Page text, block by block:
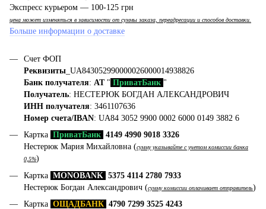
Экспресс курьером — 100-125 грн
цена может изменяться в зависимости от суммы заказа, переадресации и способов доставки.
Больше информации о доставке
Счет ФОП
Реквизиты _UA843052990000026000014938826
Банк получателя: АТ" ПриватБанк "
Получатель: НЕСТЕРЮК БОГДАН АЛЕКСАНДРОВИЧ
ИНН получателя: 3461107636
Номер счета/IBAN: UA84 3052 9900 0002 6000 0149 3882 6
Картка ПриватБанк 4149 4990 9018 3326
Нестерюк Мария Михайловна (сумму указывайте с учетом комиссии банка
0,5%)
Картка MONOBANK 5375 4114 2780 7933
Нестерюк Богдан Александрович (сумму комиссии оплачивает отправитель)
Картка ОЩАДБАНК 4790 7299 3525 4243